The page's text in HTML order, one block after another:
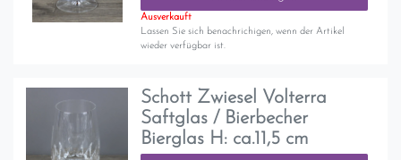
Ausverkauft
Lassen Sie sich benachrichigen, wenn der Artikel
wieder verfügbar ist.
Schott Zwiesel Volterra
Saftglas / Bierbecher
Bierglas H: ca.11,5 cm